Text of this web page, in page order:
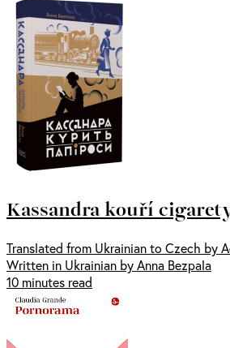
Kassandra kouří
Translated from Ukrainian to Czech by
Written in Ukrainian by Anna Bezpala
10 minutes read